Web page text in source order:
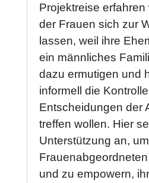
Projektreise erfahren
der Frauen sich zur
lassen, weil ihre
ein männliches
dazu ermutigen und
informell die
Entscheidungen der
treffen wollen. Hier
Unterstützung an,
und zu empowern,